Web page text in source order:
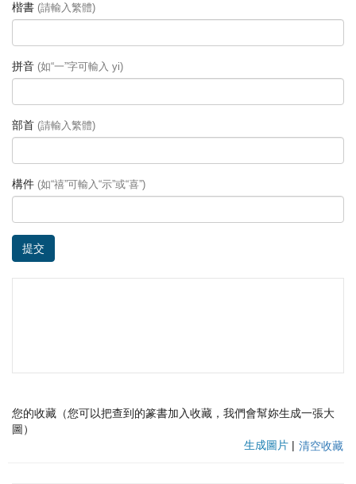
楷書 (請輸入繁體)
拼音 (如“一”字可輸入 yi)
部首 (請輸入繁體)
構件 (如“禧”可輸入“示”或“喜”)
提交
您的收藏（您可以把查到的篆書加入收藏，我們會幫妳生成一張大
圖）
生成圖片 | 清空收藏